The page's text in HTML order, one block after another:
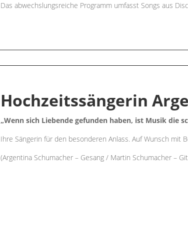
Das abwechslungsreiche Programm umfasst Songs aus
Hochzeitssängerin
„Wenn sich Liebende gefunden haben, ist Musik die
Ihre Sängerin für den besonderen Anlass. Auf Wunsch mit
(Argentina Schumacher – Gesang / Martin Schumacher –